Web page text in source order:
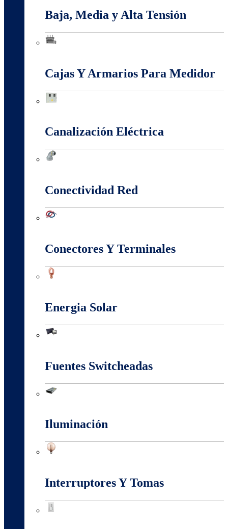
Baja, Media y Alta Tensión
Cajas Y Armarios Para Medidor
Canalización Eléctrica
Conectividad Red
Conectores Y Terminales
Energia Solar
Fuentes Switcheadas
Iluminación
Interruptores Y Tomas